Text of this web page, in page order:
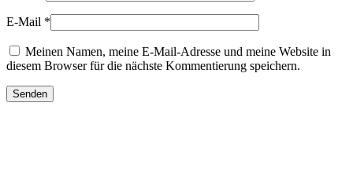
E-Mail *
Meinen Namen, meine E-Mail-Adresse und meine Website in
diesem Browser für die nächste Kommentierung speichern.